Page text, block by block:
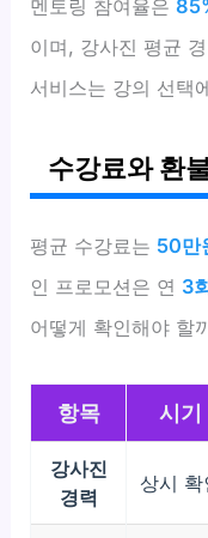
멘토링 참여율은
이며, 강사진 평균
서비스는 강의 선택
수강료와 환
평균 수강료는 50만
인 프로모션은 연 3
어떻게 확인해야 할
항목 시기
강사진
경력
상시 확